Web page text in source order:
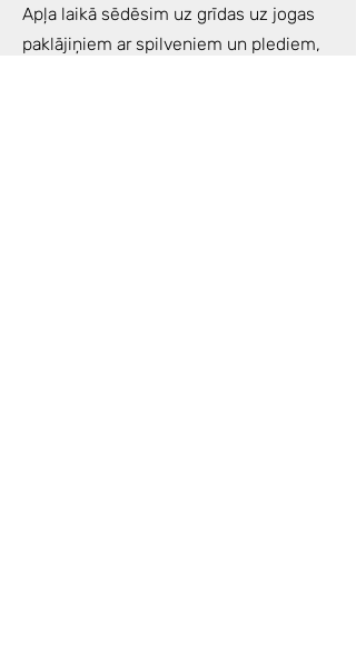
Apļa laikā sēdēsim uz grīdas uz jogas
paklājiņiem ar spilveniem un plediem,